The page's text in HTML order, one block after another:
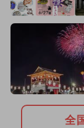
イルミネー
2024年10
2024年6月
夏休み（日
全